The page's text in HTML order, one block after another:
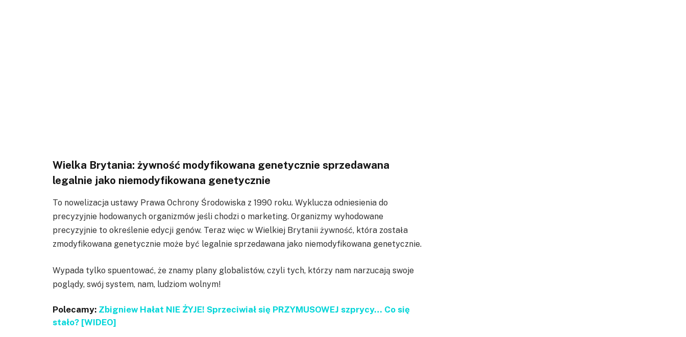
Wielka Brytania: żywność modyfikowana genetycznie sprzedawana
legalnie jako niemodyfikowana genetycznie
To nowelizacja ustawy Prawa Ochrony Środowiska z 1990 roku. Wyklucza odniesienia do
precyzyjnie hodowanych organizmów jeśli chodzi o marketing. Organizmy wyhodowane
precyzyjnie to określenie edycji genów. Teraz więc w Wielkiej Brytanii żywność, która została
zmodyfikowana genetycznie może być legalnie sprzedawana jako niemodyfikowana genetycznie.
Wypada tylko spuentować, że znamy plany globalistów, czyli tych, którzy nam narzucają swoje
poglądy, swój system, nam, ludziom wolnym!
Polecamy: Zbigniew Hałat NIE ŻYJE! Sprzeciwiał się PRZYMUSOWEJ szprycy… Co się
stało? [WIDEO]